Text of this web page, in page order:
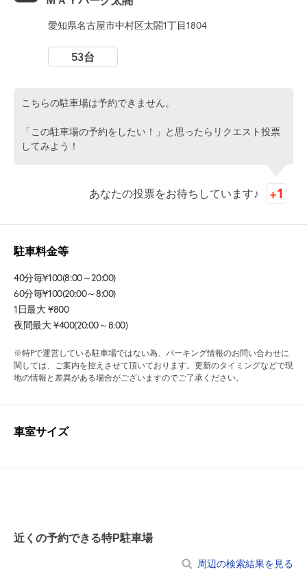
愛知県名古屋市中村区太閤1丁目1804
53台
こちらの駐車場は予約できません。
「この駐車場の予約をしたい！」と思ったらリクエスト投票
してみよう！
あなたの投票をお待ちしています♪
駐車料金等
40分毎¥100(8:00～20:00)
60分毎¥100(20:00～8:00)
1日最大 ¥800
夜間最大 ¥400(20:00～8:00)
※特Pで運営している駐車場ではない為、パーキング情報のお問い合わせに
関しては、ご案内を控えさせて頂いております。更新のタイミングなどで現
地の情報と差異がある場合がございますのでご了承ください。
車室サイズ
近くの予約できる特P駐車場
周辺の検索結果を見る